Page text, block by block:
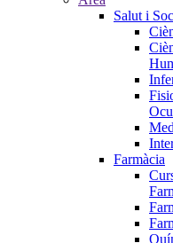
Salut i
Farmàcia